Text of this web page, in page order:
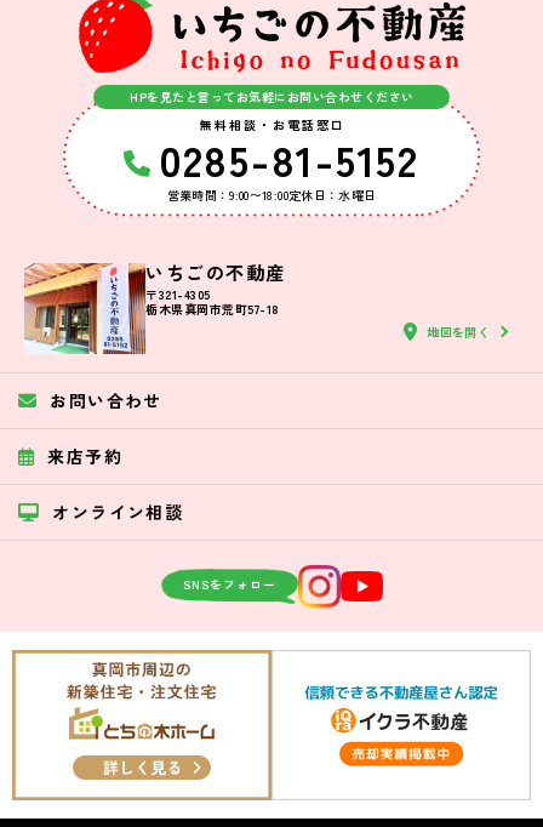
HPを見たと言ってお気軽にお問い合わせください
無料相談・お電話窓口
0285-81-5152
営業時間：9:00〜18:00定休日：水曜日
いちごの不動産
〒321-4305
栃木県真岡市荒町57-18
地図を開く
お問い合わせ
来店予約
オンライン相談
SNSをフォロー